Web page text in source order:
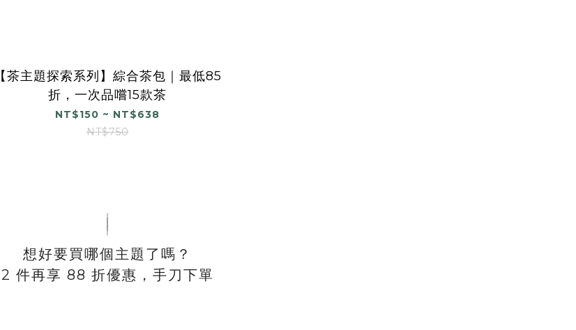
【茶主題探索系列】綜合茶包｜最低85
折，一次品嚐15款茶
NT$150 ~ NT$638
NT$750
｜｜
｜
想好要買哪個主題了嗎？
2 件再享 88 折優惠，手刀下單